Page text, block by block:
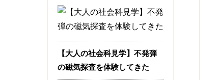
【大人の社会科見学】不発弾
の磁気探査を体験してきた